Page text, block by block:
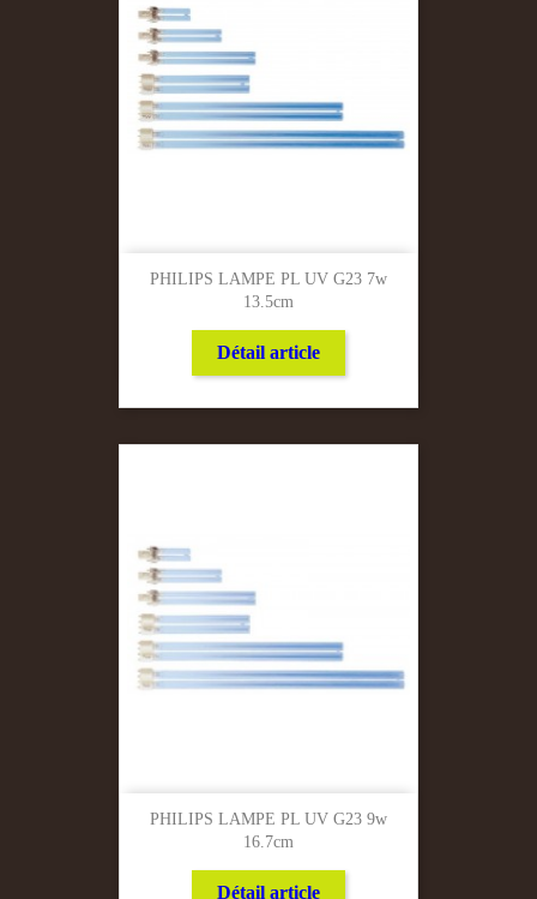
PHILIPS LAMPE PL UV G23 7w
13.5cm
Détail article
PHILIPS LAMPE PL UV G23 9w
16.7cm
Détail article